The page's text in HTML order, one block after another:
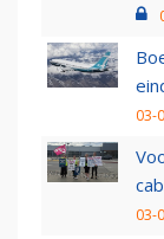
03-
03-